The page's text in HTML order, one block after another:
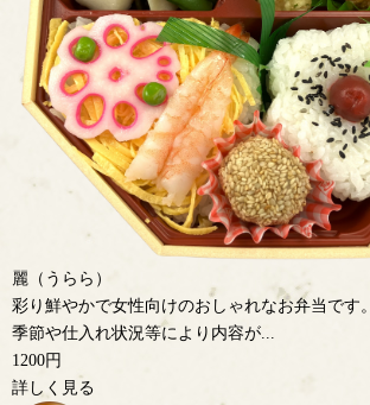
麗（うらら）
彩り鮮やかで女性向けのおしゃれなお弁当です。
季節や仕入れ状況等により内容が...
1200円
詳しく見る